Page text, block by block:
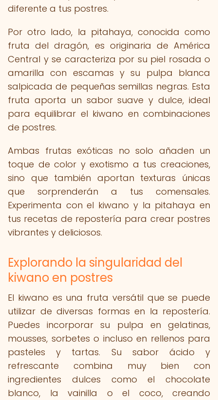
diferente a tus postres.
Por otro lado, la pitahaya, conocida como
fruta del dragón, es originaria de América
Central y se caracteriza por su piel rosada o
amarilla con escamas y su pulpa blanca
salpicada de pequeñas semillas negras. Esta
fruta aporta un sabor suave y dulce, ideal
para equilibrar el kiwano en combinaciones
de postres.
Ambas frutas exóticas no solo añaden un
toque de color y exotismo a tus creaciones,
sino que también aportan texturas únicas
que sorprenderán a tus comensales.
Experimenta con el kiwano y la pitahaya en
tus recetas de repostería para crear postres
vibrantes y deliciosos.
Explorando la singularidad del
kiwano en postres
El kiwano es una fruta versátil que se puede
utilizar de diversas formas en la repostería.
Puedes incorporar su pulpa en gelatinas,
mousses, sorbetes o incluso en rellenos para
pasteles y tartas. Su sabor ácido y
refrescante combina muy bien con
ingredientes dulces como el chocolate
blanco, la vainilla o el coco, creando